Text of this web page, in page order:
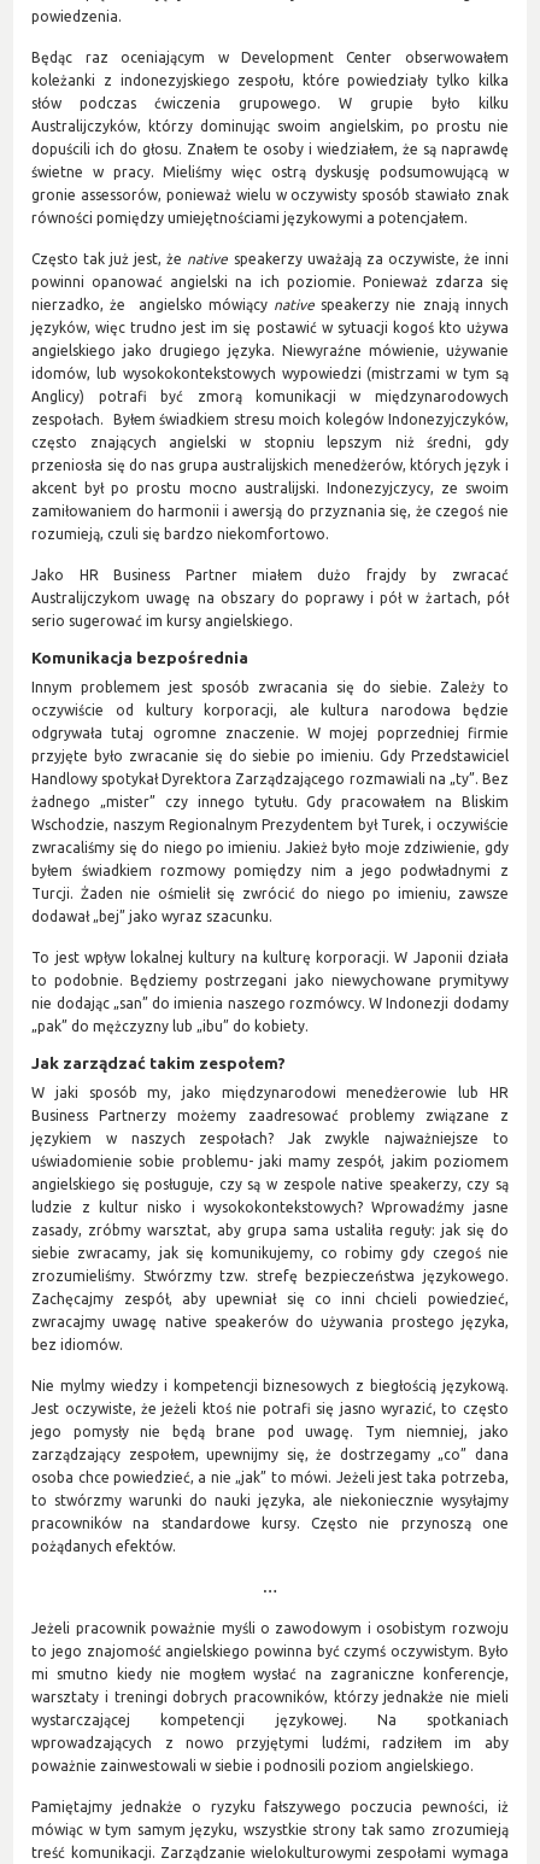
powiedzenia.
Będąc raz oceniającym w Development Center obserwowałem
koleżanki z indonezyjskiego zespołu, które powiedziały tylko kilka
słów podczas ćwiczenia grupowego. W grupie było kilku
Australijczyków, którzy dominując swoim angielskim, po prostu nie
dopuścili ich do głosu. Znałem te osoby i wiedziałem, że są naprawdę
świetne w pracy. Mieliśmy więc ostrą dyskusję podsumowującą w
gronie assessorów, ponieważ wielu w oczywisty sposób stawiało znak
równości pomiędzy umiejętnościami językowymi a potencjałem.
Często tak już jest, że native speakerzy uważają za oczywiste, że inni
powinni opanować angielski na ich poziomie. Ponieważ zdarza się
nierzadko, że angielsko mówiący native speakerzy nie znają innych
języków, więc trudno jest im się postawić w sytuacji kogoś kto używa
angielskiego jako drugiego języka. Niewyraźne mówienie, używanie
idomów, lub wysokokontekstowych wypowiedzi (mistrzami w tym są
Anglicy) potrafi być zmorą komunikacji w międzynarodowych
zespołach. Byłem świadkiem stresu moich kolegów Indonezyjczyków,
często znających angielski w stopniu lepszym niż średni, gdy
przeniosła się do nas grupa australijskich menedżerów, których język i
akcent był po prostu mocno australijski. Indonezyjczycy, ze swoim
zamiłowaniem do harmonii i awersją do przyznania się, że czegoś nie
rozumieją, czuli się bardzo niekomfortowo.
Jako HR Business Partner miałem dużo frajdy by zwracać
Australijczykom uwagę na obszary do poprawy i pół w żartach, pół
serio sugerować im kursy angielskiego.
Komunikacja bezpośrednia
Innym problemem jest sposób zwracania się do siebie. Zależy to
oczywiście od kultury korporacji, ale kultura narodowa będzie
odgrywała tutaj ogromne znaczenie. W mojej poprzedniej firmie
przyjęte było zwracanie się do siebie po imieniu. Gdy Przedstawiciel
Handlowy spotykał Dyrektora Zarządzającego rozmawiali na „ty”. Bez
żadnego „mister” czy innego tytułu. Gdy pracowałem na Bliskim
Wschodzie, naszym Regionalnym Prezydentem był Turek, i oczywiście
zwracaliśmy się do niego po imieniu. Jakież było moje zdziwienie, gdy
byłem świadkiem rozmowy pomiędzy nim a jego podwładnymi z
Turcji. Żaden nie ośmielił się zwrócić do niego po imieniu, zawsze
dodawał „bej” jako wyraz szacunku.
To jest wpływ lokalnej kultury na kulturę korporacji. W Japonii działa
to podobnie. Będziemy postrzegani jako niewychowane prymitywy
nie dodając „san” do imienia naszego rozmówcy. W Indonezji dodamy
„pak” do mężczyzny lub „ibu” do kobiety.
Jak zarządzać takim zespołem?
W jaki sposób my, jako międzynarodowi menedżerowie lub HR
Business Partnerzy możemy zaadresować problemy związane z
językiem w naszych zespołach? Jak zwykle najważniejsze to
uświadomienie sobie problemu- jaki mamy zespół, jakim poziomem
angielskiego się posługuje, czy są w zespole native speakerzy, czy są
ludzie z kultur nisko i wysokokontekstowych? Wprowadźmy jasne
zasady, zróbmy warsztat, aby grupa sama ustaliła reguły: jak się do
siebie zwracamy, jak się komunikujemy, co robimy gdy czegoś nie
zrozumieliśmy. Stwórzmy tzw. strefę bezpieczeństwa językowego.
Zachęcajmy zespół, aby upewniał się co inni chcieli powiedzieć,
zwracajmy uwagę native speakerów do używania prostego języka,
bez idiomów.
Nie mylmy wiedzy i kompetencji biznesowych z biegłością językową.
Jest oczywiste, że jeżeli ktoś nie potrafi się jasno wyrazić, to często
jego pomysły nie będą brane pod uwagę. Tym niemniej, jako
zarządzający zespołem, upewnijmy się, że dostrzegamy „co” dana
osoba chce powiedzieć, a nie „jak” to mówi. Jeżeli jest taka potrzeba,
to stwórzmy warunki do nauki języka, ale niekoniecznie wysyłajmy
pracowników na standardowe kursy. Często nie przynoszą one
pożądanych efektów.
…
Jeżeli pracownik poważnie myśli o zawodowym i osobistym rozwoju
to jego znajomość angielskiego powinna być czymś oczywistym. Było
mi smutno kiedy nie mogłem wysłać na zagraniczne konferencje,
warsztaty i treningi dobrych pracowników, którzy jednakże nie mieli
wystarczającej kompetencji językowej. Na spotkaniach
wprowadzających z nowo przyjętymi ludźmi, radziłem im aby
poważnie zainwestowali w siebie i podnosili poziom angielskiego.
Pamiętajmy jednakże o ryzyku fałszywego poczucia pewności, iż
mówiąc w tym samym języku, wszystkie strony tak samo zrozumieją
treść komunikacji. Zarządzanie wielokulturowymi zespołami wymaga